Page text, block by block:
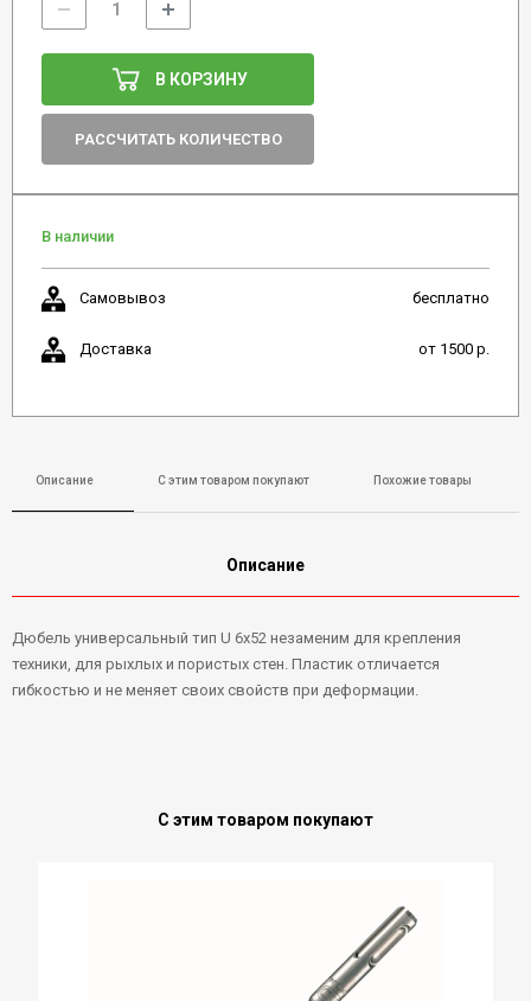
В КОРЗИНУ
РАССЧИТАТЬ КОЛИЧЕСТВО
В наличии
Самовывоз бесплатно
Доставка от 1500 р.
Описание С этим товаром покупают Похожие товары
Описание
Дюбель универсальный тип U 6х52 незаменим для крепления
техники, для рыхлых и пористых стен. Пластик отличается
гибкостью и не меняет своих свойств при деформации.
С этим товаром покупают